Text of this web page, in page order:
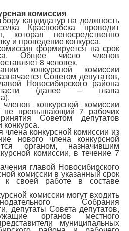
комиссия
кандидатур на должность
Краснообска проводит
которая непосредственно
и проведение конкурса.
формируется на срок
Общее число членов
8 человек.
конкурсной комиссии
Советом депутатов,
Новосибирского района
(далее – глава
конкурсной комиссии
не превышающий 7 рабочих
Советом депутатов
конкурсной комиссии из
нового члена конкурсной
органом, назначившим
комиссии, в течение 7
главой Новосибирского
комиссии в указанный срок
к своей работе в составе
комиссии могут входить
Собрания
депутаты Совета депутатов,
органов местного
муниципальных